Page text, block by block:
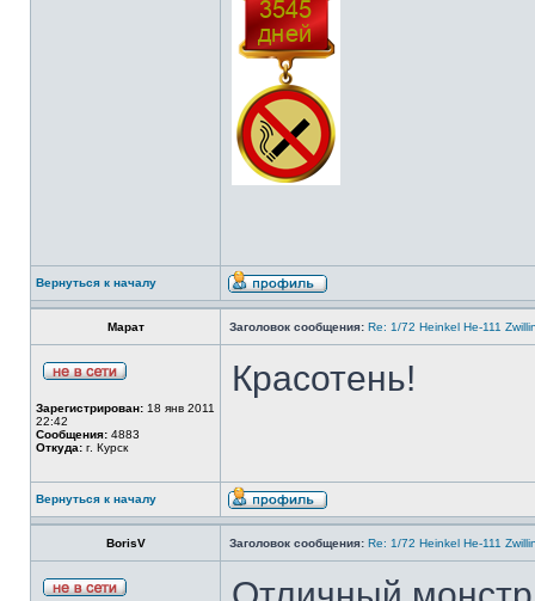
Вернуться к началу
Марат Заголовок сообщения: Re: 1/72 Heinkel He-111
Зарегистрирован: 18 янв 2011
22:42
Сообщения: 4883
Откуда: г. Курск
Красотень!
Вернуться к началу
BorisV Заголовок сообщения: Re: 1/72 Heinkel He-111